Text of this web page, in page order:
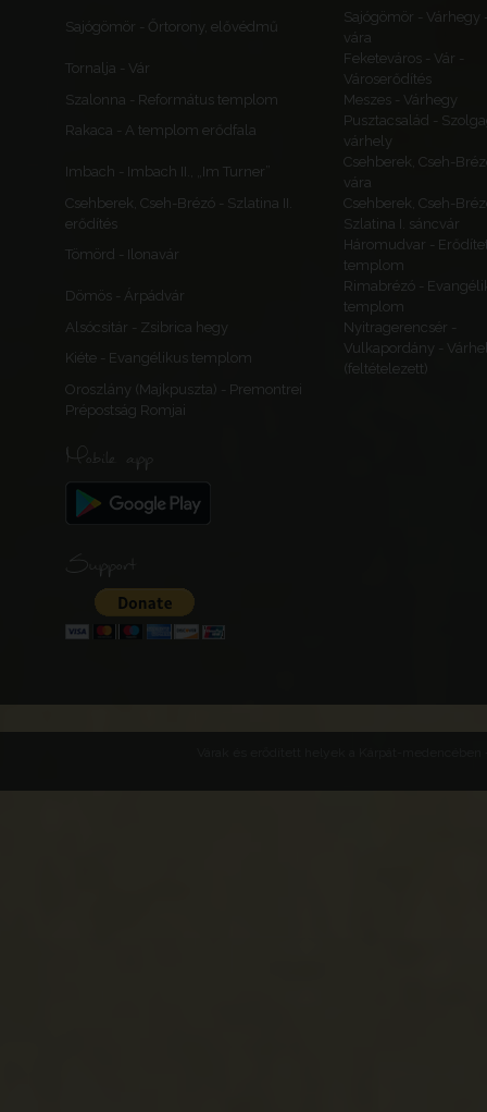
Sajógömör - Őrtorony, elővédmű
Sajógömör - Várhegy
vára
Tornalja - Vár
Feketeváros - Vár -
Városerődítés
Szalonna - Református templom
Meszes - Várhegy
Rakaca - A templom erődfala
Pusztacsalád -
várhely
Imbach - Imbach II., „Im Turner”
Csehberek, Cseh-
vára
Csehberek, Cseh-Brézó - Szlatina II.
erődítés
Csehberek, Cseh-
Szlatina I. sáncvár
Tömörd - Ilonavár
Háromudvar -
templom
Dömös - Árpádvár
Rimabrézó -
templom
Alsócsitár - Zsibrica hegy
Nyitragerencsér -
Kiéte - Evangélikus templom
Vulkapordány -
(feltételezett)
Oroszlány (Majkpuszta) - Premontrei
Prépostság Romjai
Mobile app
Support